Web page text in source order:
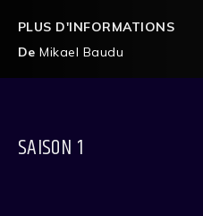
PLUS D'INFORMATIONS
De Mikael Baudu
SAISON 1